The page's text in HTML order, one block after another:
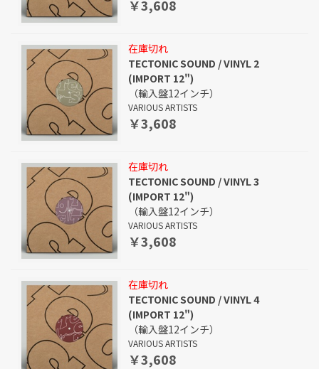
￥3,608
在庫切れ
TECTONIC SOUND / VINYL 2
(IMPORT 12")
（輸入盤12インチ）
VARIOUS ARTISTS
￥3,608
在庫切れ
TECTONIC SOUND / VINYL 3
(IMPORT 12")
（輸入盤12インチ）
VARIOUS ARTISTS
￥3,608
在庫切れ
TECTONIC SOUND / VINYL 4
(IMPORT 12")
（輸入盤12インチ）
VARIOUS ARTISTS
￥3,608